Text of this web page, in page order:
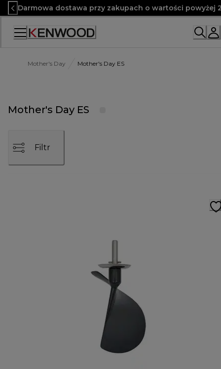
Skip
to
Content
Darmowa dostawa przy zakupach o wartości powyżej
Mother's Day Mother's Day ES
Mother's Day ES
Filtr